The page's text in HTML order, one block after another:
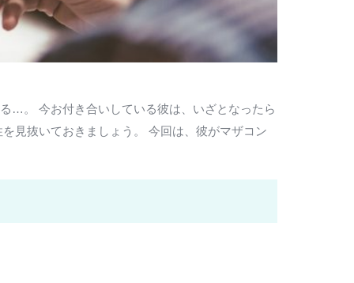
…。 今お付き合いしている彼は、いざとなったら
見抜いておきましょう。 今回は、彼がマザコン